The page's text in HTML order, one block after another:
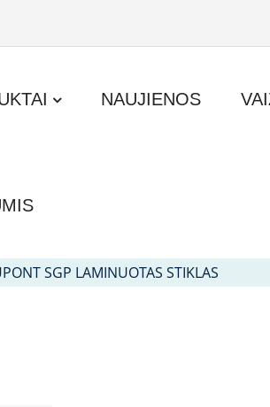
NAUJIENOS
SGP LAMINUOTAS STIKLAS